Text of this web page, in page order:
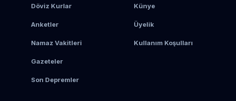
Döviz Kurlar
Anketler
Namaz Vakitleri
Gazeteler
Son Depremler
Künye
Üyelik
Kullanım Koşulları